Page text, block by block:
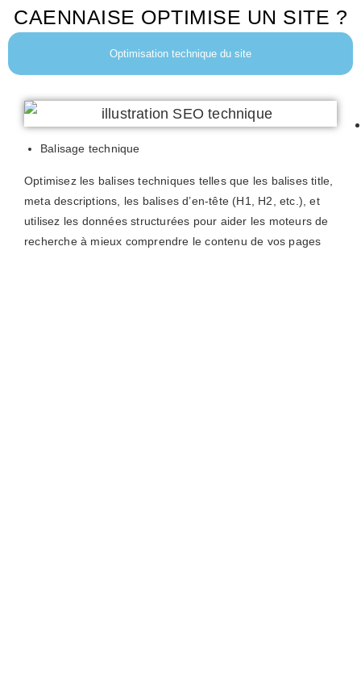
CAENNAISE OPTIMISE UN SITE ?
Optimisation technique du site
Balisage technique
Optimisez les balises techniques telles que les balises title,
meta descriptions, les balises d’en-tête (H1, H2, etc.), et
utilisez les données structurées pour aider les moteurs de
recherche à mieux comprendre le contenu de vos pages